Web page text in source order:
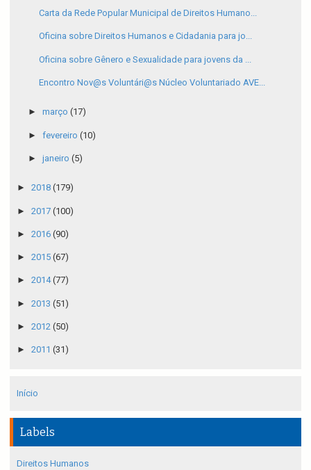
Carta da Rede Popular Municipal de Direitos Humano...
Oficina sobre Direitos Humanos e Cidadania para jo...
Oficina sobre Gênero e Sexualidade para jovens da ...
Encontro Nov@s Voluntári@s Núcleo Voluntariado AVE...
► março (17)
► fevereiro (10)
► janeiro (5)
► 2018 (179)
► 2017 (100)
► 2016 (90)
► 2015 (67)
► 2014(77)
► 2013 (51)
► 2012 (50)
► 2011 (31)
Início
Labels
Direitos Humanos